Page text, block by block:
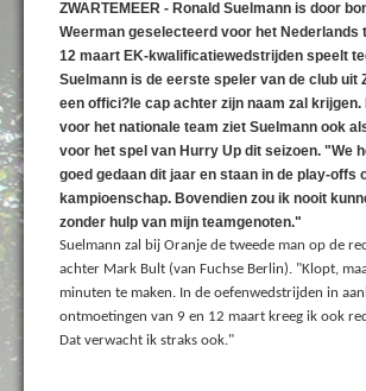
Fotoboek
ZWARTEMEER - Ronald Suelmann is door
Weerman geselecteerd voor het Nederlands
12 maart EK-kwalificatiewedstrijden speelt
Suelmann is de eerste speler van de club uit
een offici?le cap achter zijn naam zal
voor het nationale team ziet Suelmann ook
voor het spel van Hurry Up dit seizoen. "We
goed gedaan dit jaar en staan in de play-offs
kampioenschap. Bovendien zou ik nooit
zonder hulp van mijn teamgenoten."
Suelmann zal bij Oranje de tweede man op de
achter Mark Bult (van Fuchse Berlin). "Klopt,
minuten te maken. In de oefenwedstrijden in
ontmoetingen van 9 en 12 maart kreeg ik ook
Dat verwacht ik straks ook."